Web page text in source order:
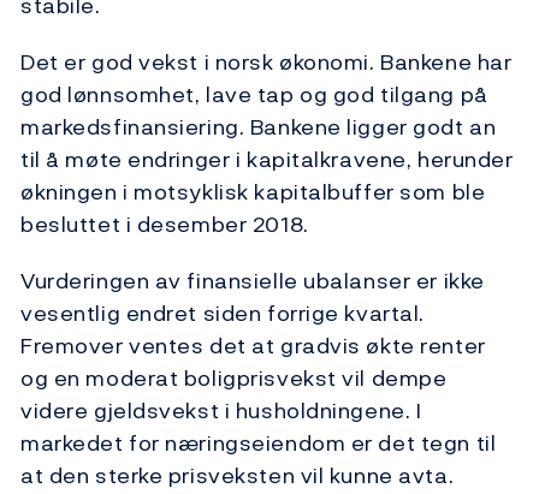
Det er god vekst i norsk økonomi. Bankene har
god lønnsomhet, lave tap og god tilgang på
markedsfinansiering. Bankene ligger godt an
til å møte endringer i kapitalkravene, herunder
økningen i motsyklisk kapitalbuffer som ble
besluttet i desember 2018.
Vurderingen av finansielle ubalanser er ikke
vesentlig endret siden forrige kvartal.
Fremover ventes det at gradvis økte renter
og en moderat boligprisvekst vil dempe
videre gjeldsvekst i husholdningene. I
markedet for næringseiendom er det tegn til
at den sterke prisveksten vil kunne avta.